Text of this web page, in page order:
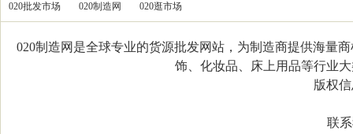
020批发市场 020制造网 020逛市场
020制造网是全球专业的货源批发网站，为制造商提供海量
饰、化妆品、床上用品等行业
版权信
联